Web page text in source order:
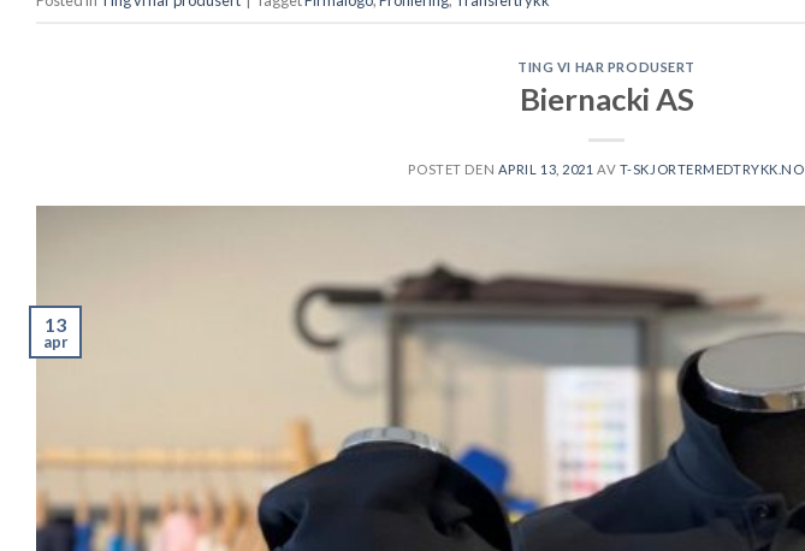
TING VI HAR PRODUSERT
Biernacki AS
POSTET DEN APRIL 13, 2021 AV T-SKJORTERMEDTRYKK.NO
13
apr